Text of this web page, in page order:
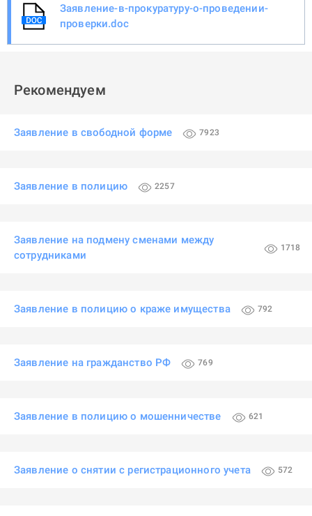
Заявление-в-прокуратуру-о-проведении-
проверки.doc
Рекомендуем
Заявление в свободной форме 7923
Заявление в полицию 2257
Заявление на подмену сменами между
сотрудниками
1718
Заявление в полицию о краже имущества 792
Заявление на гражданство РФ 769
Заявление в полицию о мошенничестве 621
Заявление о снятии с регистрационного учета 572